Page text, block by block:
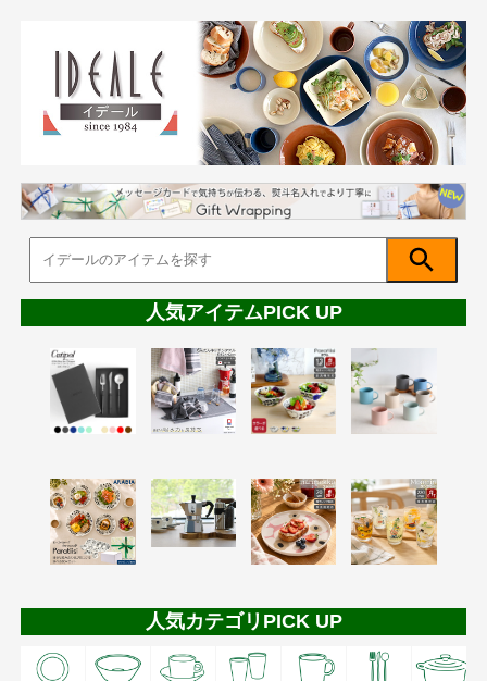
人気アイテムPICK UP
人気カテゴリPICK UP